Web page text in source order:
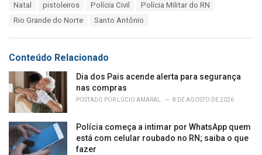
:
Natal
pistoleiros Polícia Civil
Polícia Militar do RN
Rio Grande do Norte
Santo Antônio
Conteúdo Relacionado
Dia dos Pais acende alerta para segurança
nas compras
POSTADO POR LÚCIO AMARAL 8 DE AGOSTO DE 2026
Polícia começa a intimar por WhatsApp quem
está com celular roubado no RN; saiba o que
fazer